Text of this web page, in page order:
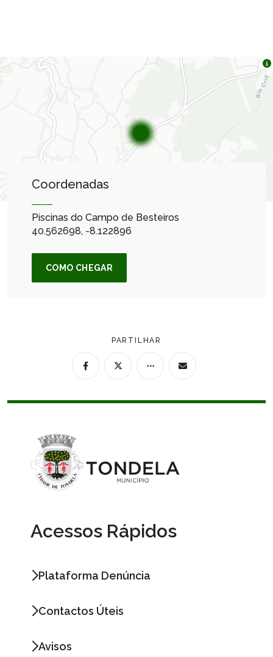
Coordenadas
Piscinas do Campo de Besteiros
40.562698, -8.122896
COMO CHEGAR
PARTILHAR
Acessos Rápidos
Plataforma Denúncia
Contactos Úteis
Avisos